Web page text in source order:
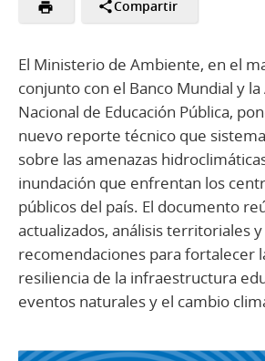
Compartir
El Ministerio de Ambiente, en el
conjunto con el Banco Mundial y
Nacional de Educación Pública,
nuevo reporte técnico que
sobre las amenazas
inundación que enfrentan los
públicos del país. El documento
actualizados, análisis territoriales y
recomendaciones para fortalecer
resiliencia de la infraestructura
eventos naturales y el cambio